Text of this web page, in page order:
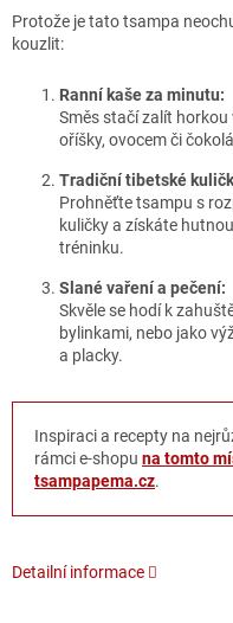
Protože je tato tsampa
kouzlit:
Ranní kaše za minutu:
Směs stačí zalít
oříšky, ovocem či
Tradiční tibetské
Prohněťte tsampu s
kuličky a získáte
tréninku.
Slané vaření a pečení:
Skvěle se hodí k
bylinkami, nebo jako
a placky.
Inspiraci a recepty na
rámci e-shopu na tomto
tsampapema.cz.
Detailní informace